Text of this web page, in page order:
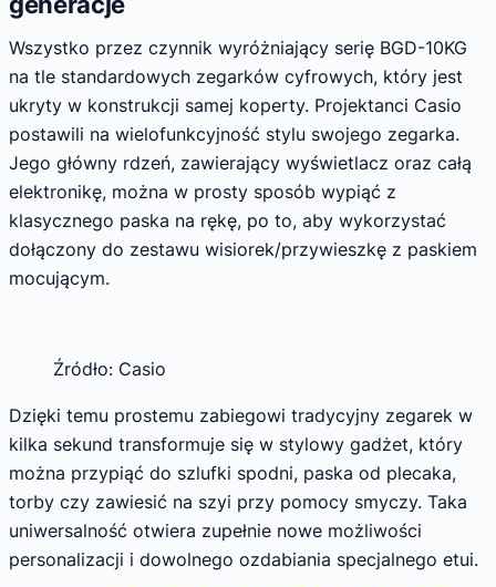
Wszystko przez czynnik wyróżniający serię BGD-10KG
na tle standardowych zegarków cyfrowych, który jest
ukryty w konstrukcji samej koperty. Projektanci Casio
postawili na wielofunkcyjność stylu swojego zegarka.
Jego główny rdzeń, zawierający wyświetlacz oraz całą
elektronikę, można w prosty sposób wypiąć z
klasycznego paska na rękę, po to, aby wykorzystać
dołączony do zestawu wisiorek/przywieszkę z paskiem
mocującym.
Źródło: Casio
Dzięki temu prostemu zabiegowi tradycyjny zegarek w
kilka sekund transformuje się w stylowy gadżet, który
można przypiąć do szlufki spodni, paska od plecaka,
torby czy zawiesić na szyi przy pomocy smyczy. Taka
uniwersalność otwiera zupełnie nowe możliwości
personalizacji i dowolnego ozdabiania specjalnego etui.